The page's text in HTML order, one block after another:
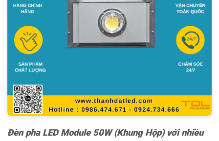
Đèn pha LED Module 50W (Khung Hộp) với nhiều